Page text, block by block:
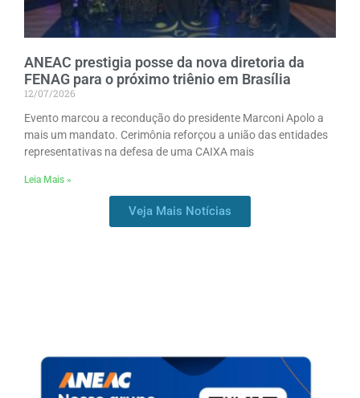
ANEAC prestigia posse da nova diretoria da
FENAG para o próximo triênio em Brasília
12/07/2026
Evento marcou a recondução do presidente Marconi Apolo a
mais um mandato. Cerimônia reforçou a união das entidades
representativas na defesa de uma CAIXA mais
Leia Mais »
Veja Mais Notícias